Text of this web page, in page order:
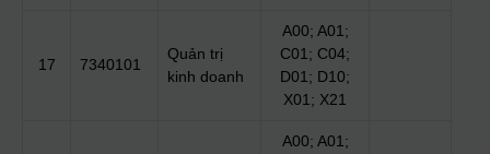
17 7340101
Quản trị
kinh doanh
A00; A01;
C01; C04;
D01; D10;
X01; X21
A00; A01;